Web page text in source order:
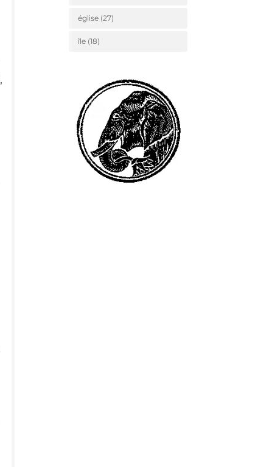
église (27)
île (18)